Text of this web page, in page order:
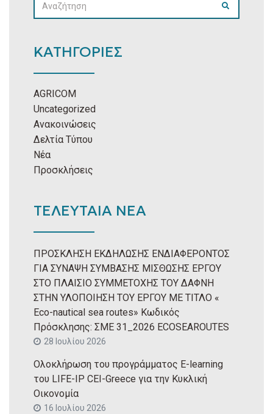
ΚΑΤΗΓΟΡΙΕΣ
AGRICOM
Uncategorized
Ανακοινώσεις
Δελτία Τύπου
Νέα
Προσκλήσεις
ΤΕΛΕΥΤΑΙΑ ΝΕΑ
ΠΡΟΣΚΛΗΣΗ ΕΚΔΗΛΩΣΗΣ ΕΝΔΙΑΦΕΡΟΝΤΟΣ
ΓΙΑ ΣΥΝΑΨΗ ΣΥΜΒΑΣΗΣ ΜΙΣΘΩΣΗΣ ΕΡΓΟΥ
ΣΤΟ ΠΛΑΙΣΙΟ ΣΥΜΜΕΤΟΧΗΣ ΤΟΥ ΔΑΦΝΗ
ΣΤΗΝ ΥΛΟΠΟΙΗΣΗ ΤΟΥ ΕΡΓΟΥ ΜΕ ΤΙΤΛΟ «
Eco-nautical sea routes» Κωδικός
Πρόσκλησης: ΣΜΕ 31_2026 ECOSEAROUTES
28 Ιουλίου 2026
Ολοκλήρωση του προγράμματος E-learning
του LIFE-IP CEI-Greece για την Κυκλική
Οικονομία
16 Ιουλίου 2026